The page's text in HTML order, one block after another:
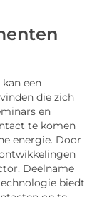
een
die zich
en
te komen
energie. Door
Deelname
biedt